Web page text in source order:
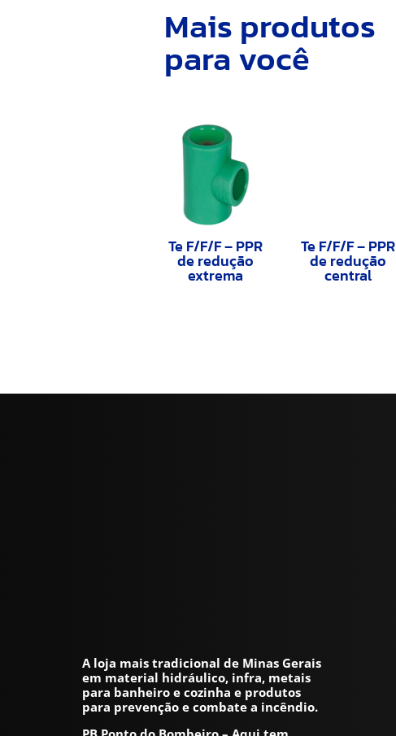
Mais produtos
para você
Te F/F/F – PPR
de redução
extrema
Te F/F/F – PPR
de redução
central
A loja mais tradicional de Minas Gerais
em material hidráulico, infra, metais
para banheiro e cozinha e produtos
para prevenção e combate a incêndio.